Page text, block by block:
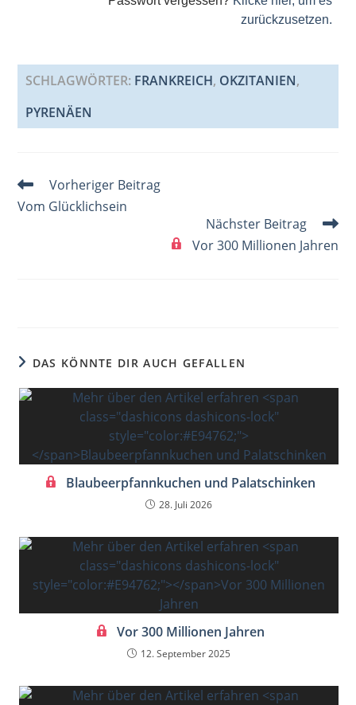
zurückzusetzen.
SCHLAGWÖRTER: FRANKREICH, OKZITANIEN,
PYRENÄEN
Weitere
Artikel
ansehen
Vorheriger Beitrag
Vom Glücklichsein
Nächster Beitrag
Vor 300 Millionen Jahren
DAS KÖNNTE DIR AUCH GEFALLEN
Blaubeerpfannkuchen und Palatschinken
28. Juli 2026
Vor 300 Millionen Jahren
12. September 2025